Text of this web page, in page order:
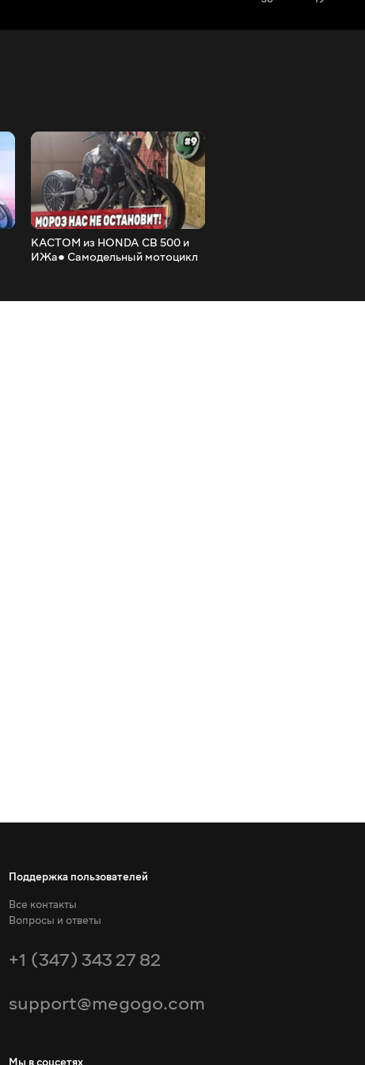
КАСТОМ из HONDA CB 500 и
ИЖа● Самодельный мотоцикл
Поддержка пользователей
Все контакты
Вопросы и ответы
+1 (347) 343 27 82
support@megogo.com